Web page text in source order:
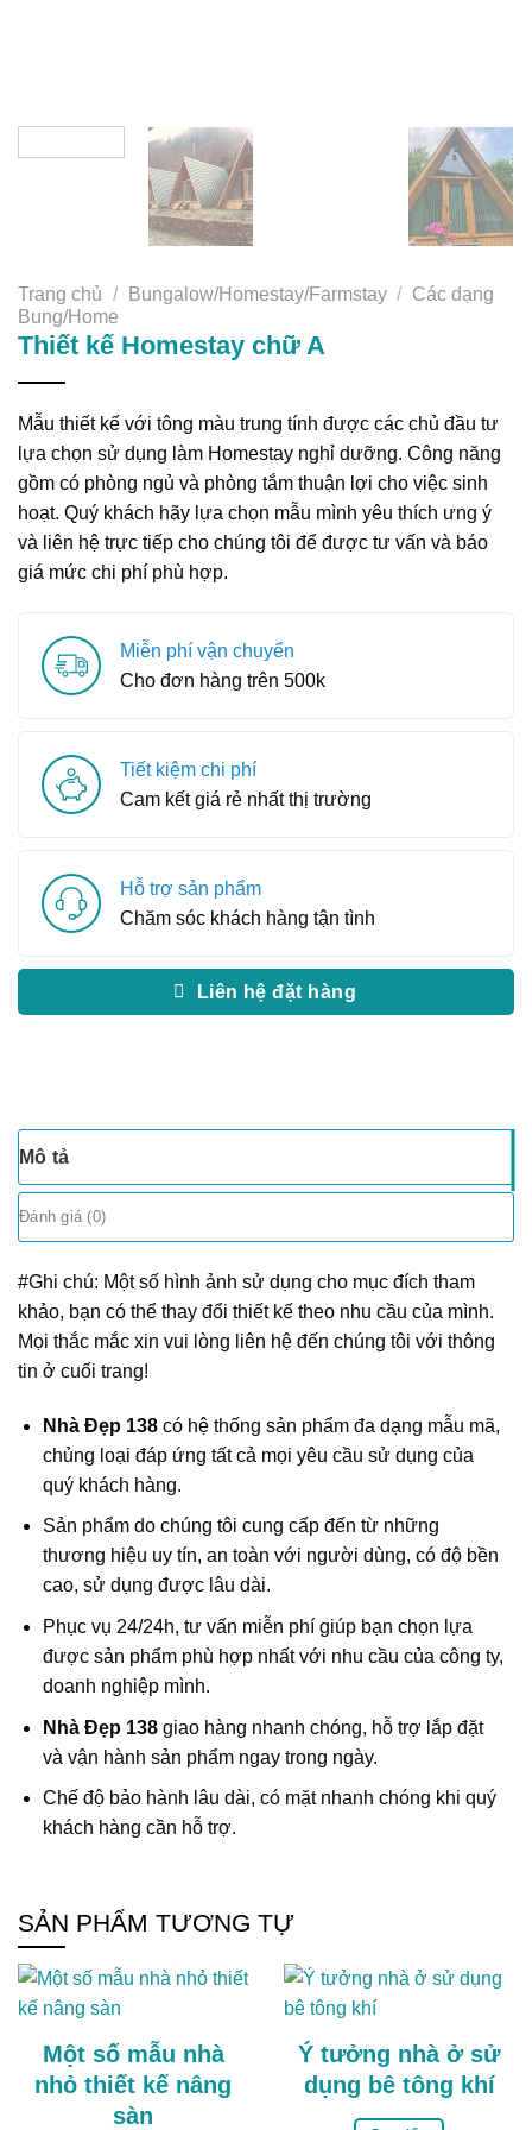
Trang chủ / Bungalow/Homestay/Farmstay / Các dạng
Bung/Home
Thiết kế Homestay chữ A
Mẫu thiết kế với tông màu trung tính được các chủ đầu tư
lựa chọn sử dụng làm Homestay nghỉ dưỡng. Công năng
gồm có phòng ngủ và phòng tắm thuận lợi cho việc sinh
hoạt. Quý khách hãy lựa chọn mẫu mình yêu thích ưng ý
và liên hệ trực tiếp cho chúng tôi để được tư vấn và báo
giá mức chi phí phù hợp.
Miễn phí vận chuyển
Cho đơn hàng trên 500k
Tiết kiệm chi phí
Cam kết giá rẻ nhất thị trường
Hỗ trợ sản phẩm
Chăm sóc khách hàng tận tình
Liên hệ đặt hàng
Mô tả
Đánh giá (0)
#Ghi chú: Một số hình ảnh sử dụng cho mục đích tham
khảo, bạn có thể thay đổi thiết kế theo nhu cầu của mình.
Mọi thắc mắc xin vui lòng liên hệ đến chúng tôi với thông
tin ở cuối trang!
Nhà Đẹp 138có hệ thống sản phẩm đa dạng mẫu mã,
chủng loại đáp ứng tất cả mọi yêu cầu sử dụng của
quý khách hàng.
Sản phẩm do chúng tôi cung cấp đến từ những
thương hiệu uy tín, an toàn với người dùng, có độ bền
cao, sử dụng được lâu dài.
Phục vụ 24/24h, tư vấn miễn phí giúp bạn chọn lựa
được sản phẩm phù hợp nhất với nhu cầu của công ty,
doanh nghiệp mình.
Nhà Đẹp 138giao hàng nhanh chóng, hỗ trợ lắp đặt
và vận hành sản phẩm ngay trong ngày.
Chế độ bảo hành lâu dài, có mặt nhanh chóng khi quý
khách hàng cần hỗ trợ.
SẢN PHẨM TƯƠNG TỰ
Một số mẫu nhà
nhỏ thiết kế nâng
sàn
Ý tưởng nhà ở sử
dụng bê tông khí